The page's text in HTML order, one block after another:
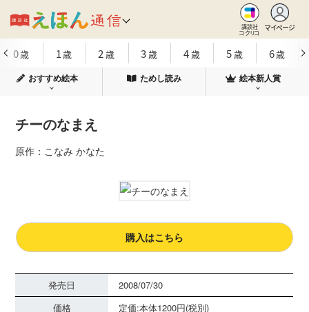
講談社
コクリコ
マイページ
0歳 1歳 2 歳 3歳 4歳 5歳 6歳
おすすめ絵本 ためし読み 絵本新人賞
チーのなまえ
原作：こなみ かなた
購入はこちら
発売日
2008/07/30
価格
定価:本体1200円(税別)